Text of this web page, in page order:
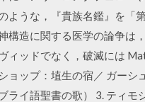
ような，『貴族名鑑』を「
構造に関する医学の論争は
ィッドでなく，破滅には
ョップ：埴生の宿／ ガーシ
ライ語聖書の歌） 3. ティモ